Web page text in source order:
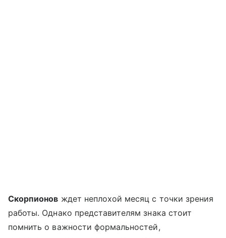
Скорпионов ждет неплохой месяц с точки зрения
работы. Однако представителям знака стоит
помнить о важности формальностей,